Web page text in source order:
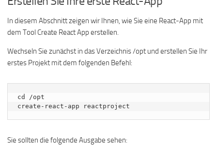
In diesem Abschnitt zeigen wir Ihnen, wie Sie eine React-App mit
dem Tool Create React App erstellen.
Wechseln Sie zunächst in das Verzeichnis /opt und erstellen Sie Ihr
erstes Projekt mit dem folgenden Befehl:
cd /opt
create-react-app reactproject
Sie sollten die folgende Ausgabe sehen: